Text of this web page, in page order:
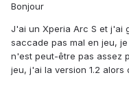
Bonjour
J'ai un Xperia Arc S et j'ai
saccade pas mal en jeu,
n'est peut-être pas assez
jeu, j'ai la version 1.2 alors